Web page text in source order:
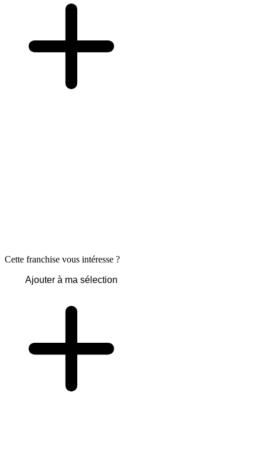
Cette franchise vous intéresse ?
Ajouter à ma sélection